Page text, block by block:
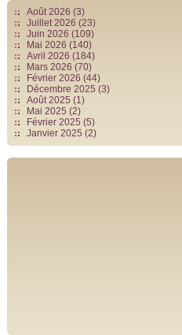
Août 2026 (3)
Juillet 2026 (23)
Juin 2026 (109)
Mai 2026 (140)
Avril 2026 (184)
Mars 2026 (70)
Février 2026 (44)
Décembre 2025 (3)
Août 2025 (1)
Mai 2025 (2)
Février 2025 (5)
Janvier 2025 (2)